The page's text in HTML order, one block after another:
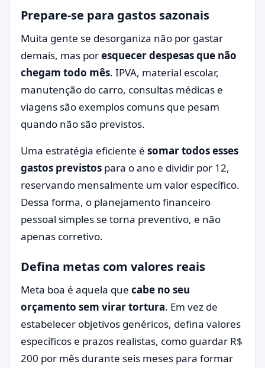
Prepare-se para gastos sazonais
Muita gente se desorganiza não por gastar
demais, mas poresquecer despesas que não
chegam todo mês. IPVA, material escolar,
manutenção do carro, consultas médicas e
viagens são exemplos comuns que pesam
quando não são previstos.
Uma estratégia eficiente é somar todos esses
gastos previstos para o ano e dividir por 12,
reservando mensalmente um valor específico.
Dessa forma, o planejamento financeiro
pessoal simples se torna preventivo, e não
apenas corretivo.
Defina metas com valores reais
Meta boa é aquela que cabe no seu
orçamento sem virar tortura. Em vez de
estabelecer objetivos genéricos, defina valores
específicos e prazos realistas, como guardar R$
200 por mês durante seis meses para formar